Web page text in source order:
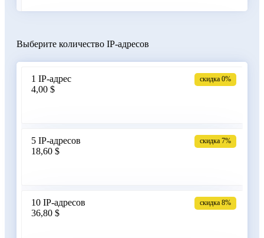
Выберите количество IP-адресов
1 IP-адрес
4,00 $
скидка 0%
5 IP-адресов
18,60 $
скидка 7%
10 IP-адресов
36,80 $
скидка 8%